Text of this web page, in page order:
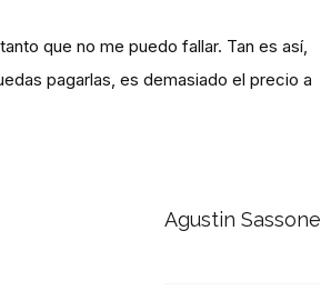
que no me puedo fallar. Tan es así,
pagarlas, es demasiado el precio a
Agustin Sassone